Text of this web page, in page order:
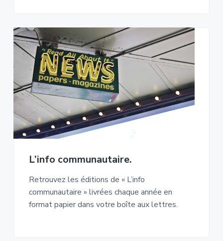
L’info communautaire.
Retrouvez les éditions de « L’info
communautaire » livrées chaque année en
format papier dans votre boîte aux lettres.